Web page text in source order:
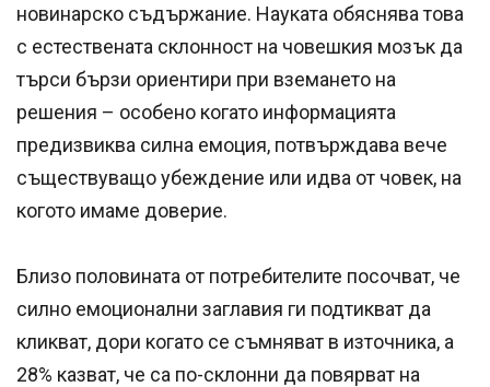
новинарско съдържание. Науката обяснява това
с естествената склонност на човешкия мозък да
търси бързи ориентири при вземането на
решения – особено когато информацията
предизвиква силна емоция, потвърждава вече
съществуващо убеждение или идва от човек, на
когото имаме доверие.
Близо половината от потребителите посочват, че
силно емоционални заглавия ги подтикват да
кликват, дори когато се съмняват в източника, а
28% казват, че са по-склонни да повярват на